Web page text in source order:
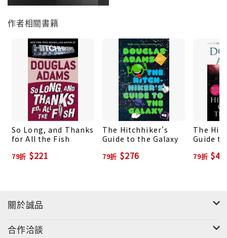
作者相關書籍
So Long, and Thanks
for All the Fish
79折 $221
The Hitchhiker's
Guide to the Galaxy
79折 $276
The
Guide
79折
關於誠品
合作洽談